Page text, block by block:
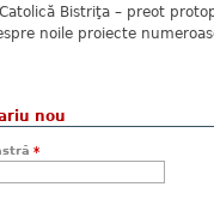
Catolică Bistriţa – preot
noile proiecte
nou
*